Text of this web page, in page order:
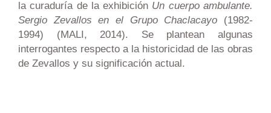
la curaduría de la exhibición Un cuerpo ambulante.
Sergio Zevallos en el Grupo Chaclacayo (1982-
1994) (MALI, 2014). Se plantean algunas
interrogantes respecto a la historicidad de las obras
de Zevallos y su significación actual.